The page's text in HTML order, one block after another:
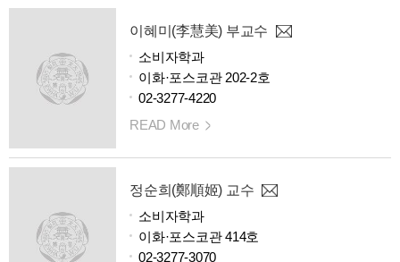
이혜미(李慧美) 부교수
소비자학과
이화·포스코관 202-2호
02-3277-4220
READ More
정순희(鄭順姬) 교수
소비자학과
이화·포스코관 414호
02-3277-3070